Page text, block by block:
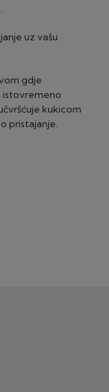
uz vašu
gdje
istovremeno
kukicom
pristajanje.